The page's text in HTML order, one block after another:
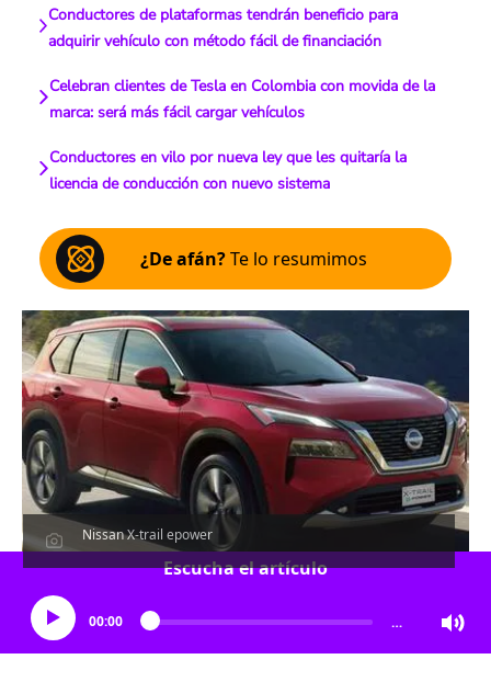
Conductores de plataformas tendrán beneficio para
adquirir vehículo con método fácil de financiación
Celebran clientes de Tesla en Colombia con movida de la
marca: será más fácil cargar vehículos
Conductores en vilo por nueva ley que les quitaría la
licencia de conducción con nuevo sistema
¿De afán?Te lo resumimos
Nissan X-trail epower
Escucha el artículo
00:00 …